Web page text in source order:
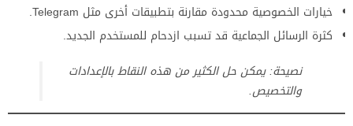
خيارات الخصوصية محدودة مقارنة بتطبيقات أخرى مثل Telegram.
كثرة الرسائل الجماعية قد تسبب ازدحام للمستخدم الجديد.
نصيحة: يمكن حل الكثير من هذه النقاط بالإعدادات
والتخصيص.